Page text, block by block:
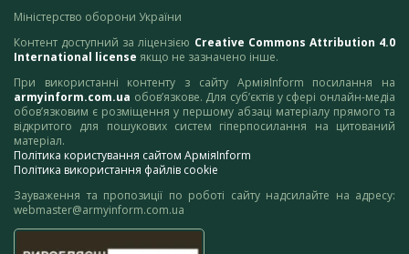
Міністерство оборони України
Контент доступний за ліцензією Creative Commons Attribution 4.0
International license якщо не зазначено інше.
При використанні контенту з сайту АрміяInform посилання на
armyinform.com.ua обов’язкове. Для суб’єктів у сфері онлайн-медіа
обов’язковим є розміщення у першому абзаці матеріалу прямого та
відкритого для пошукових систем гіперпосилання на цитований
матеріал.
Політика користування сайтом АрміяInform
Політика використання файлів cookie
Зауваження та пропозиції по роботі сайту надсилайте на адресу:
webmaster@armyinform.com.ua